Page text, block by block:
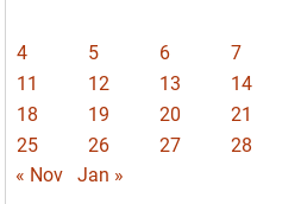
4
5 6 7
11
12 13 14
18
19 20 21
25
26 27 28
« Nov
Jan »